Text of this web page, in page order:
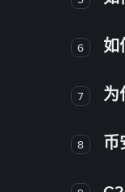
6 如
7 为
8 币